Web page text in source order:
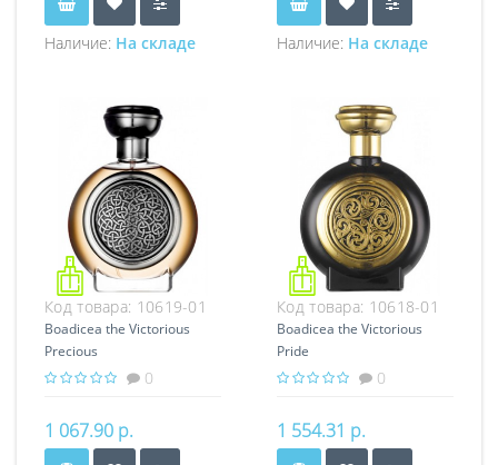
Наличие: На складе Наличие: На складе
Код товара: 10619-01
Boadicea the Victorious
Precious
0
1 067.90 р.
Код товара: 10618-01
Boadicea the Victorious
Pride
0
1 554.31 р.